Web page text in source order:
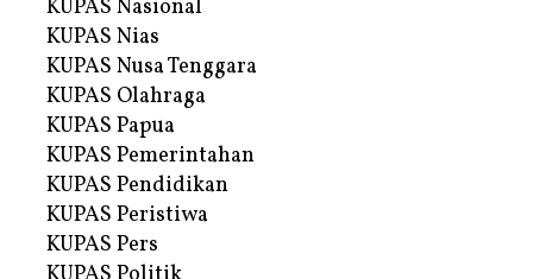
KUPAS Nasional
KUPAS Nias
KUPAS Nusa Tenggara
KUPAS Olahraga
KUPAS Papua
KUPAS Pemerintahan
KUPAS Pendidikan
KUPAS Peristiwa
KUPAS Pers